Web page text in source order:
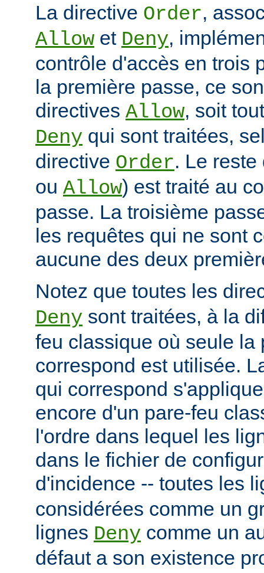
La directive Order,
Allow et Deny,
contrôle d'accès en trois
la première passe, ce
directives Allow, soit
Deny qui sont traitées,
directive Order. Le
ou Allow) est traité au
passe. La troisième
les requêtes qui ne sont
aucune des deux
Notez que toutes les
Deny sont traitées, à la
feu classique où seule la
correspond est utilisée.
qui correspond
encore d'un pare-feu
l'ordre dans lequel les
dans le fichier de
d'incidence -- toutes les
considérées comme un
lignes Deny comme un
défaut a son existence